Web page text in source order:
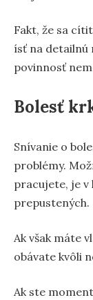
Fakt, že sa
ísť na detailnú
povinnosť
Bolesť
Snívanie o
problémy.
pracujete, je v
prepustených.
Ak však máte
obávate kvôli
Ak ste